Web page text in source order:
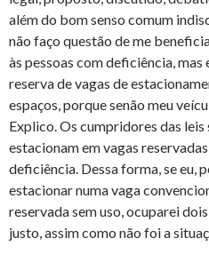
além do bom senso comum
não faço questão de me
às pessoas com deficiência,
reserva de vagas de
espaços, porque senão meu
Explico. Os cumpridores das
estacionam em vagas
deficiência. Dessa forma, se eu,
estacionar numa vaga
reservada sem uso, ocuparei
justo, assim como não foi a